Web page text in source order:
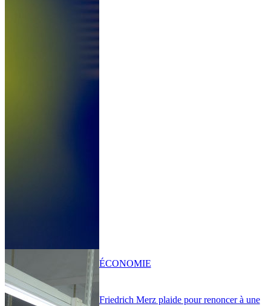
Friedrich Merz plaide pour renoncer à une
ÉCONOMIE